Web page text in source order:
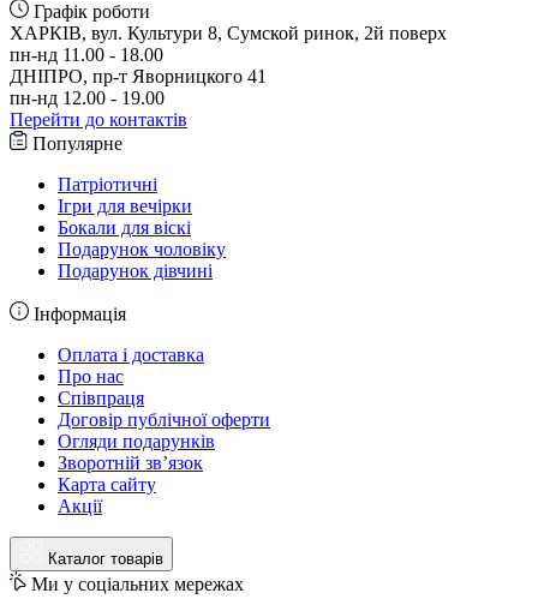
Графік роботи
ХАРКІВ, вул. Культури 8, Сумской ринок, 2й поверх
пн-нд 11.00 - 18.00
ДНІПРО, пр-т Яворницкого 41
пн-нд 12.00 - 19.00
Перейти до контактів
Популярне
Патріотичні
Ігри для вечірки
Бокали для віскі
Подарунок чоловіку
Подарунок дівчині
Інформація
Оплата і доставка
Про нас
Співпраця
Договір публічної оферти
Огляди подарунків
Зворотній зв’язок
Карта сайту
Акції
Каталог товарів
Ми у соціальних мережах